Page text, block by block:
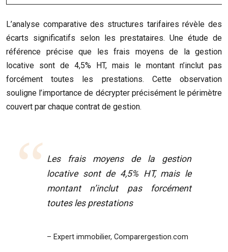
L’analyse comparative des structures tarifaires révèle des
écarts significatifs selon les prestataires. Une étude de
référence précise que les frais moyens de la gestion
locative sont de 4,5% HT, mais le montant n’inclut pas
forcément toutes les prestations. Cette observation
souligne l’importance de décrypter précisément le périmètre
couvert par chaque contrat de gestion.
Les frais moyens de la gestion
locative sont de 4,5% HT, mais le
montant n’inclut pas forcément
toutes les prestations
– Expert immobilier, Comparergestion.com